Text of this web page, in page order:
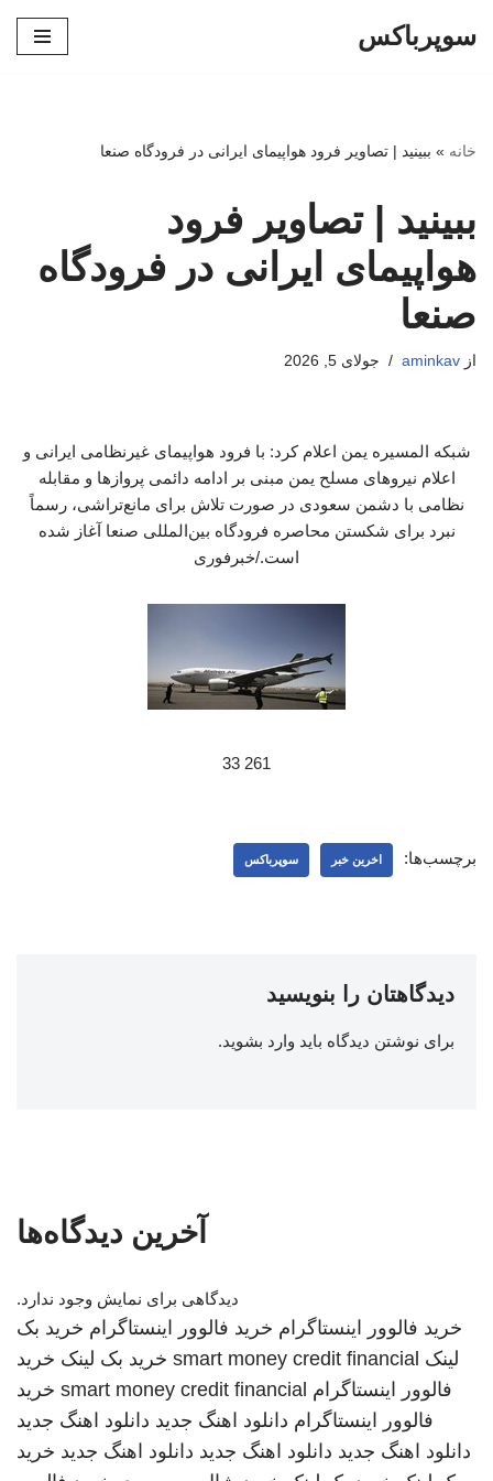
سوپرباکس
خانه » ببینید | تصاویر فرود هواپیمای ایرانی در فرودگاه صنعا
ببینید | تصاویر فرود
هواپیمای ایرانی در فرودگاه
صنعا
از aminkav جولای 5, 2026
شبکه المسیره یمن اعلام کرد: با فرود هواپیمای غیرنظامی ایرانی و
اعلام نیروهای مسلح یمن مبنی بر ادامه دائمی پروازها و مقابله
نظامی با دشمن سعودی در صورت تلاش برای مانع‌تراشی، رسماً
نبرد برای شکستن محاصره فرودگاه بین‌المللی صنعا آغاز شده
است./خبرفوری
261 33
برچسب‌ها: اخرین خبر سوپرباکس
دیدگاهتان را بنویسید
برای نوشتن دیدگاه باید وارد بشوید.
آخرین دیدگاه‌ها
دیدگاهی برای نمایش وجود ندارد.
خرید فالوور اینستاگرام خرید فالوور اینستاگرام خرید بک
لینک smart money credit financial خرید بک لینک خرید
فالوور اینستاگرام smart money credit financial خرید
فالوور اینستاگرام دانلود اهنگ جدید دانلود اهنگ جدید
دانلود اهنگ جدید دانلود اهنگ جدید دانلود اهنگ جدید خرید